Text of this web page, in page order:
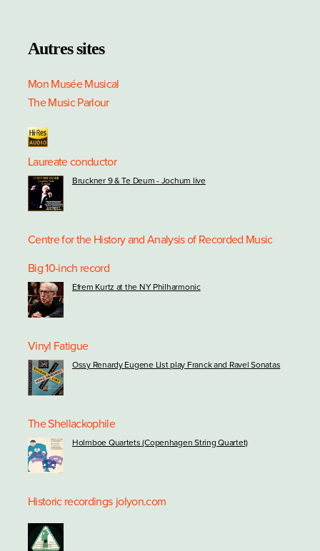
Autres sites
Mon Musée Musical
The Music Parlour
Laureate conductor
Bruckner 9 & Te Deum - Jochum live
Centre for the History and Analysis of Recorded Music
Big 10-inch record
Efrem Kurtz at the NY Philharmonic
Vinyl Fatigue
Ossy Renardy Eugene LIst play Franck and Ravel Sonatas
The Shellackophile
Holmboe Quartets (Copenhagen String Quartet)
Historic recordings jolyon.com